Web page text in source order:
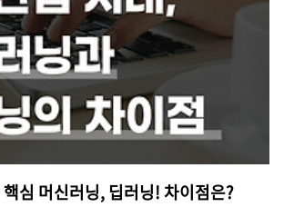
심 머신러닝, 딥러닝! 차이점은?